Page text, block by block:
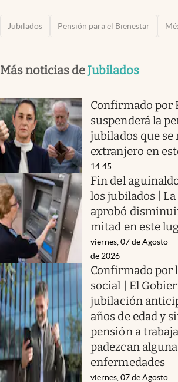
Jubilados Pensión para el Bienestar
Más noticias deJubilados
Confirmado por
suspenderá la
jubilados que se
extranjero en
14:45
Fin del
los jubilados |
aprobó
mitad en este
viernes, 07 de Agosto
de 2026
Confirmado por
social | El
jubilación
años de edad y
pensión a
padezcan
enfermedades
viernes, 07 de Agosto